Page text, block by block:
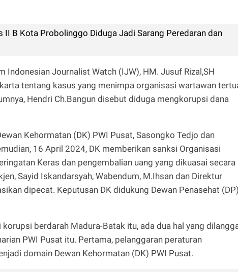
II B Kota Probolinggo Diduga Jadi Sarang Peredaran dan
Indonesian Journalist Watch (IJW), HM. Jusuf Rizal,SH
tentang kasus yang menimpa organisasi wartawan
Hendri Ch.Bangun disebut diduga mengkorupsi dana
Kehormatan (DK) PWI Pusat, Sasongko Tedjo dan
16 April 2024, DK memberikan sanksi Organisasi
Keras dan pengembalian uang yang dikuasai secara
Sayid Iskandarsyah, Wabendum, M.Ihsan dan Direktur
dipecat. Keputusan DK didukung Dewan Penasehat
berdarah Madura-Batak itu, ada dua hal yang
PWI Pusat itu. Pertama, pelanggaran peraturan
domain Dewan Kehormatan (DK) PWI Pusat.